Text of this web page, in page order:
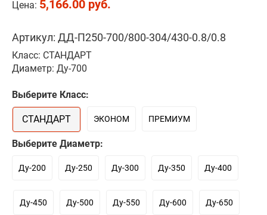
Цена: 5,166.00 руб.
Артикул: ДД-П250-700/800-304/430-0.8/0.8
Класс: СТАНДАРТ
Диаметр: Ду-700
Выберите Класс:
СТАНДАРТ ЭКОНОМ ПРЕМИУМ
Выберите Диаметр:
Ду-200 Ду-250 Ду-300 Ду-350 Ду-400
Ду-450 Ду-500 Ду-550 Ду-600 Ду-650